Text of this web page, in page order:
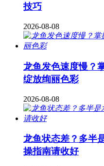
技巧
2026-08-08
龙鱼发色速度慢？
绽放绚丽色彩
2026-08-08
龙鱼状态差？多半
操指南请收好